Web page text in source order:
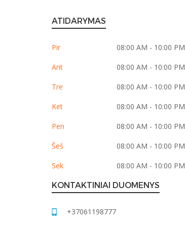
ATIDARYMAS
Pir 08:00 AM - 10:00 PM
Ant 08:00 AM - 10:00 PM
Tre 08:00 AM - 10:00 PM
Ket 08:00 AM - 10:00 PM
Pen 08:00 AM - 10:00 PM
Šeš 08:00 AM - 10:00 PM
Sek 08:00 AM - 10:00 PM
KONTAKTINIAI DUOMENYS
+37061198777